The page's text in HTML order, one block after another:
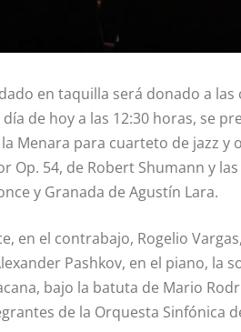
en taquilla será donado a
de hoy a las 12:30 horas, se
Menara para cuarteto de jazz
Op. 54, de Robert Shumann y
y Granada de Agustín Lara.
en el contrabajo, Rogelio
Pashkov, en el piano, la
bajo la batuta de Mario
de la Orquesta Sinfónica